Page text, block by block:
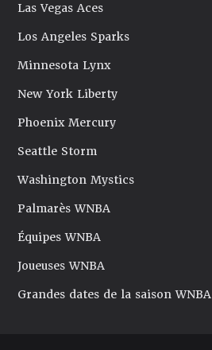
Las Vegas Aces
Los Angeles Sparks
Minnesota Lynx
New York Liberty
Phoenix Mercury
Seattle Storm
Washington Mystics
Palmarès WNBA
Équipes WNBA
Joueuses WNBA
Grandes dates de la saison WNBA